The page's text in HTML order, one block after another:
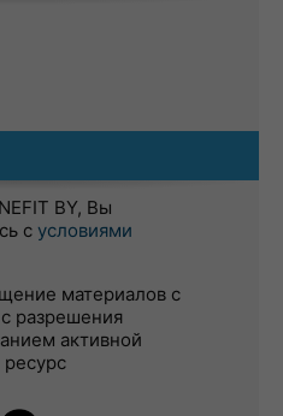
BY, Вы
с условиями
материалов с
разрешения
активной